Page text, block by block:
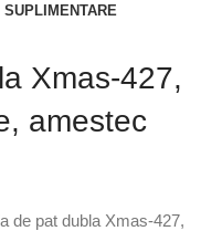
SUPLIMENTARE
Xmas-427,
amestec
de pat dubla Xmas-427,